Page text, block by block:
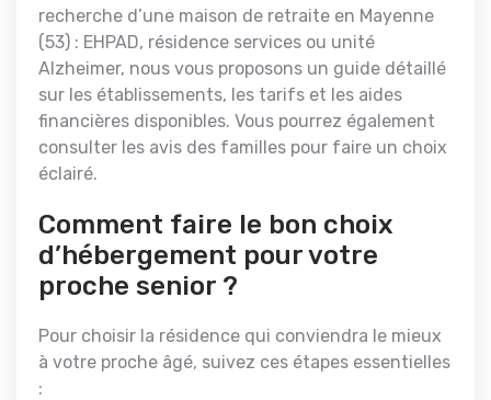
recherche d’une maison de retraite en Mayenne
(53) : EHPAD, résidence services ou unité
Alzheimer, nous vous proposons un guide détaillé
sur les établissements, les tarifs et les aides
financières disponibles. Vous pourrez également
consulter les avis des familles pour faire un choix
éclairé.
Comment faire le bon choix
d’hébergement pour votre
proche senior ?
Pour choisir la résidence qui conviendra le mieux
à votre proche âgé, suivez ces étapes essentielles
: